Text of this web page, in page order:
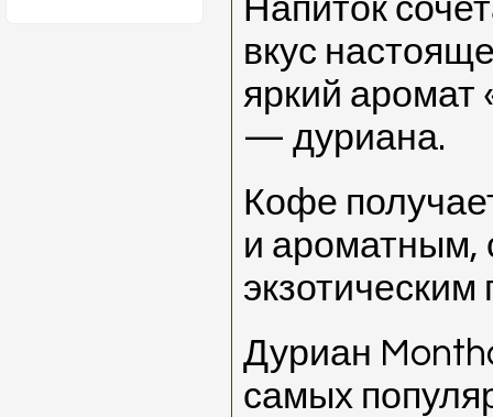
Напиток
вкус
яркий аромат
— дуриана.
Кофе
и ароматным,
экзотическим
Дуриан
самых